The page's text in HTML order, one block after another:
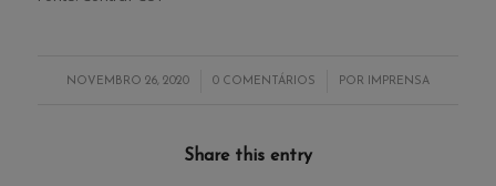
NOVEMBRO 26, 2020
/ 0 COMENTÁRIOS
/ POR IMPRENSA
Share this entry